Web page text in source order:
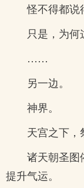
怪不得都说
只是，为何
……
另一边。
神界。
天宫之下，
诸天朝圣图
提升气运。